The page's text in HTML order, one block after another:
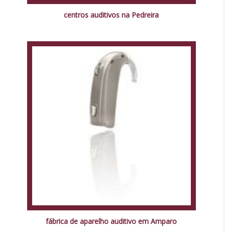
centros auditivos na Pedreira
fábrica de aparelho auditivo em Amparo